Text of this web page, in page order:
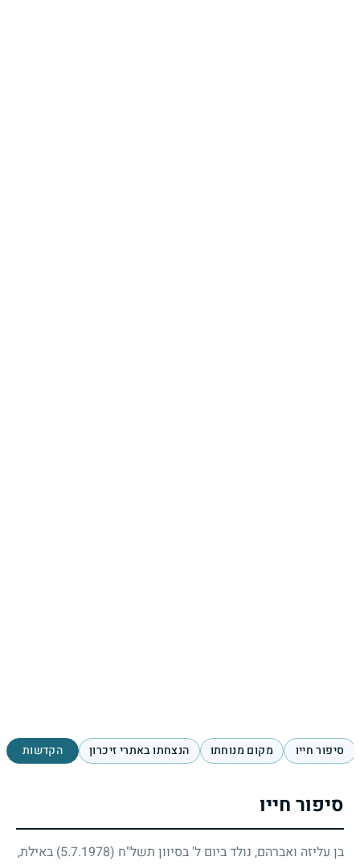
סיפור חייו מקום מנוחתו הנצחתו באתרי זיכרון הקדשות
סיפור חייו
בן עליזה ואברהם, נולד ביום ל' בסיוון תשל"ח (5.7.1978)
באילת,